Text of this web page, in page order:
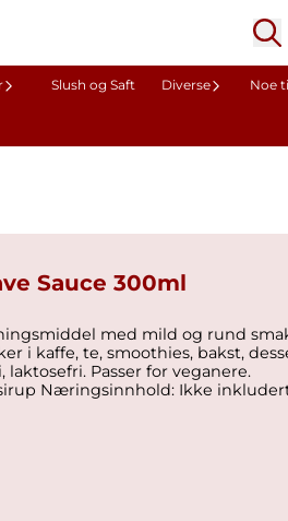
Slush og Saft Diverse Noe
Sauce 300ml
med mild og rund
i kaffe, te, smoothies, bakst,